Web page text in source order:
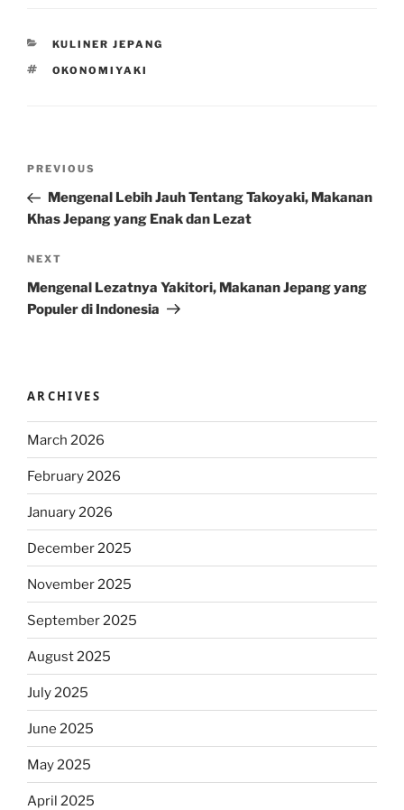
CATEGORIES
KULINER JEPANG
TAGS
OKONOMIYAKI
Previous
Post
PREVIOUS
Mengenal Lebih Jauh Tentang Takoyaki, Makanan
Khas Jepang yang Enak dan Lezat
Next
Post
NEXT
Mengenal Lezatnya Yakitori, Makanan Jepang yang
Populer di Indonesia
ARCHIVES
March 2026
February 2026
January 2026
December 2025
November 2025
September 2025
August 2025
July 2025
June 2025
May 2025
April 2025